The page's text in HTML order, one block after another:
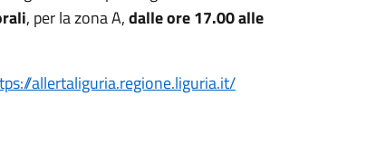
, per la zona A,dalle ore 17.00 alle
allertaliguria.regione.liguria.it/